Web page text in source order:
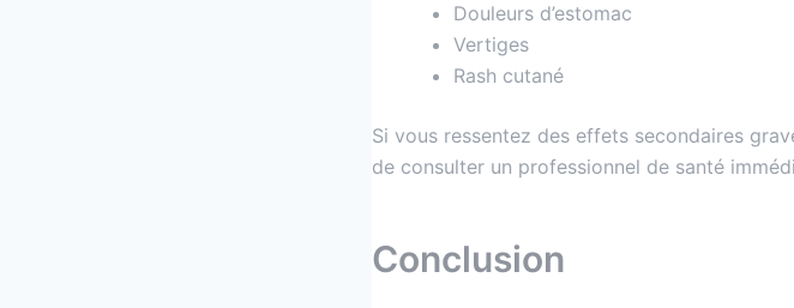
Douleurs d’estomac
Vertiges
Rash cutané
Si vous ressentez des effets secondaires
de consulter un professionnel de santé
Conclusion